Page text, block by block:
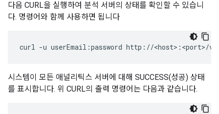
다음 CURL을 실행하여 분석 서버의 상태를 확인할 수 있습니
다. 명령어와 함께 사용하면 됩니다
curl -u userEmail:password http://<host>:<port>/v1/
시스템이 모든 애널리틱스 서버에 대해 SUCCESS(성공) 상태
를 표시합니다. 위 CURL의 출력 명령어는 다음과 같습니다.